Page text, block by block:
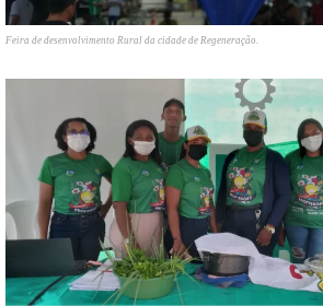
Feira de desenvolvimento Rural da cidade de Regeneração.